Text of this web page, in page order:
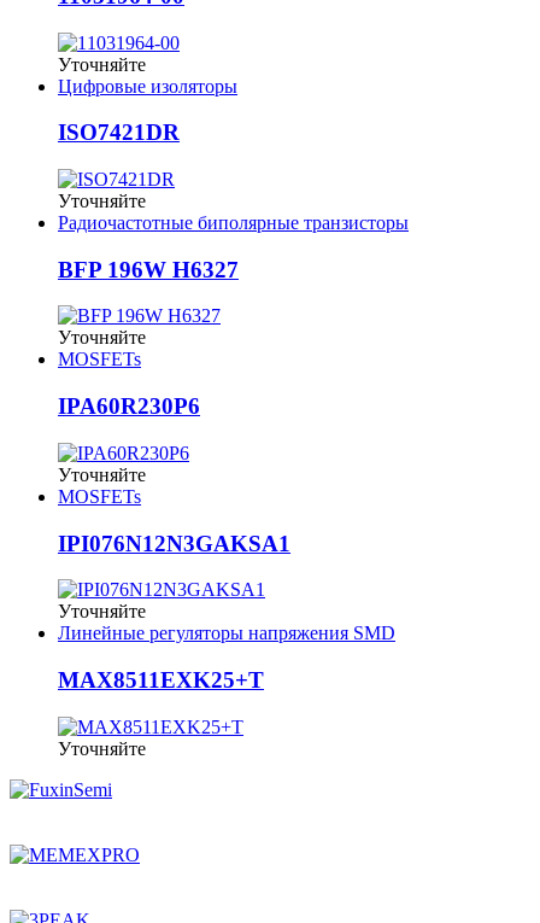
Уточняйте
Цифровые изоляторы
ISO7421DR
Уточняйте
Радиочастотные биполярные транзисторы
BFP 196W H6327
Уточняйте
MOSFETs
IPA60R230P6
Уточняйте
MOSFETs
IPI076N12N3GAKSA1
Уточняйте
Линейные регуляторы напряжения SMD
MAX8511EXK25+T
Уточняйте